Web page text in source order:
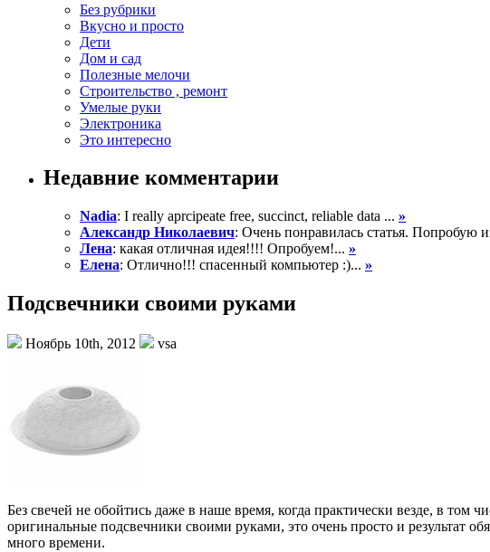
Без рубрики
Вкусно и просто
Дети
Дом и сад
Полезные мелочи
Строительство , ремонт
Умелые руки
Электроника
Это интересно
Недавние комментарии
Nadia: I really aprcipeate free, succinct, reliable data ... »
Александр Николаевич: Очень понравилась статья. Попробую
Лена: какая отличная идея!!!! Опробуем!... »
Елена: Отлично!!! спасенный компьютер :)... »
Подсвечники своими руками
Ноябрь 10th, 2012 vsa
Без свечей не обойтись даже в наше время, когда практически везде, в том
оригинальные подсвечники своими руками, это очень просто и результат
много времени.